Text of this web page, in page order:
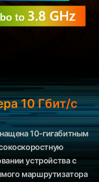
10 Гбит/с
10-гигабитным
устройства с
маршрутизатора